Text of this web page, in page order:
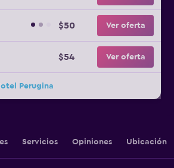
$50 Ver oferta
$54 Ver oferta
Perugina
Servicios Opiniones Ubicación